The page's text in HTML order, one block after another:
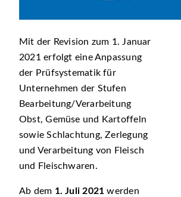
Mit der Revision zum 1. Januar
2021 erfolgt eine Anpassung
der Prüfsystematik für
Unternehmen der Stufen
Bearbeitung/Verarbeitung
Obst, Gemüse und Kartoffeln
sowie Schlachtung, Zerlegung
und Verarbeitung von Fleisch
und Fleischwaren.
Ab dem 1. Juli 2021werden